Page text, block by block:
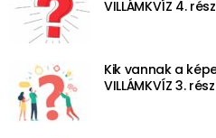
VILLÁMKVÍZ 4. rész
Kik vannak a
VILLÁMKVÍZ 3. rész